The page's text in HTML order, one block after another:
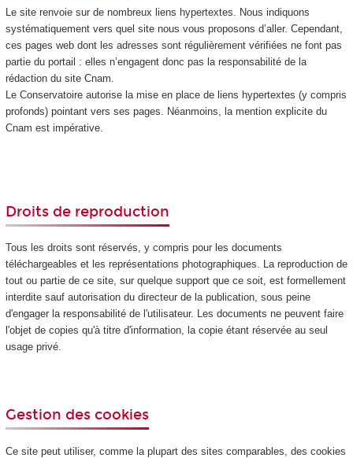
Le site renvoie sur de nombreux liens hypertextes. Nous indiquons
systématiquement vers quel site nous vous proposons d’aller. Cependant,
ces pages web dont les adresses sont régulièrement vérifiées ne font pas
partie du portail : elles n’engagent donc pas la responsabilité de la
rédaction du site Cnam.
Le Conservatoire autorise la mise en place de liens hypertextes (y compris
profonds) pointant vers ses pages. Néanmoins, la mention explicite du
Cnam est impérative.
Droits de reproduction
Tous les droits sont réservés, y compris pour les documents
téléchargeables et les représentations photographiques. La reproduction de
tout ou partie de ce site, sur quelque support que ce soit, est formellement
interdite sauf autorisation du directeur de la publication, sous peine
d'engager la responsabilité de l'utilisateur. Les documents ne peuvent faire
l'objet de copies qu'à titre d'information, la copie étant réservée au seul
usage privé.
Gestion des cookies
Ce site peut utiliser, comme la plupart des sites comparables, des cookies